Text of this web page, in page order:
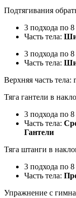
Подтягивания
3 подхода по
Часть тела:
3 подхода по
Часть тела:
Верхняя часть тела:
Тяга гантели в
3 подхода по
Часть тела:
Гантели
Тяга штанги в
3 подхода по
Часть тела:
Упражнение с